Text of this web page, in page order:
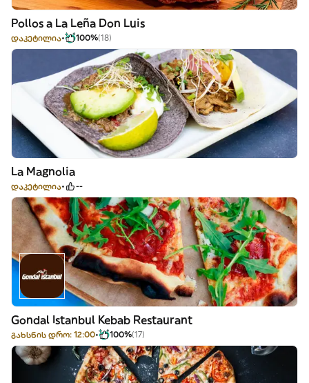
Pollos a La Leña Don Luis
დაკეტილია 100%(18)
La Magnolia
დაკეტილია --
Gondal Istanbul Kebab Restaurant
გახსნის დრო: 12:00 100%(17)